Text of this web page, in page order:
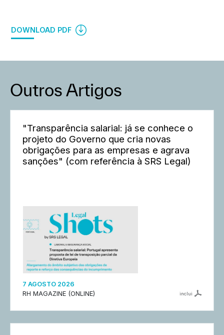
DOWNLOAD PDF
Outros Artigos
"Transparência salarial: já se conhece o
projeto do Governo que cria novas
obrigações para as empresas e agrava
sanções" (com referência à SRS Legal)
7 AGOSTO 2026
RH MAGAZINE (ONLINE)
inclui